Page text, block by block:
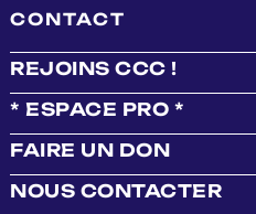
CONTACT
REJOINS CCC !
* ESPACE PRO *
FAIRE UN DON
NOUS CONTACTER